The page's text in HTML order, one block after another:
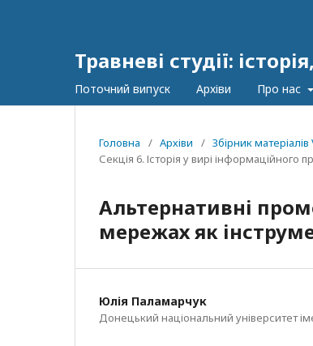
Травневі студії:
Поточний випуск Архіви Про нас
Головна / Архіви / Збірник
Секція 6. Історія у вирі інформаційного
Альтернативні
мережах як
Юлія Паламарчук
Донецький національний університет